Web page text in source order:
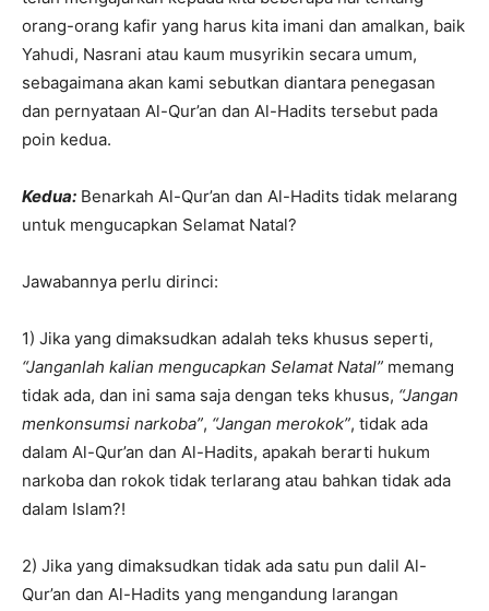
orang-orang kafir yang harus kita imani dan amalkan, baik
Yahudi, Nasrani atau kaum musyrikin secara umum,
sebagaimana akan kami sebutkan diantara penegasan
dan pernyataan Al-Qur’an dan Al-Hadits tersebut pada
poin kedua.
Kedua: Benarkah Al-Qur’an dan Al-Hadits tidak melarang
untuk mengucapkan Selamat Natal?
Jawabannya perlu dirinci:
1) Jika yang dimaksudkan adalah teks khusus seperti,
“Janganlah kalian mengucapkan Selamat Natal” memang
tidak ada, dan ini sama saja dengan teks khusus, “Jangan
menkonsumsi narkoba”, “Jangan merokok”, tidak ada
dalam Al-Qur’an dan Al-Hadits, apakah berarti hukum
narkoba dan rokok tidak terlarang atau bahkan tidak ada
dalam Islam?!
2) Jika yang dimaksudkan tidak ada satu pun dalil Al-
Qur’an dan Al-Hadits yang mengandung larangan